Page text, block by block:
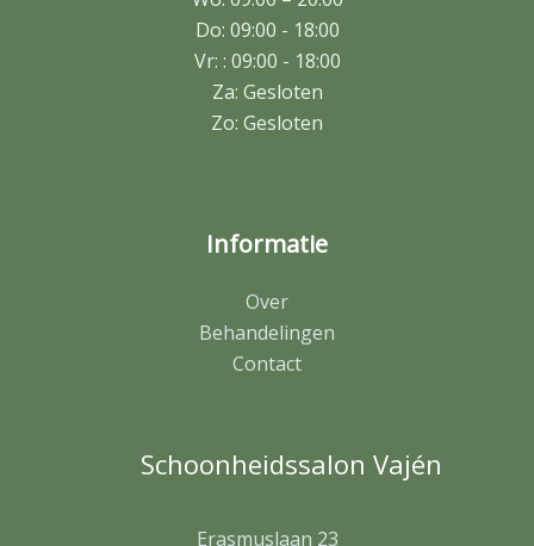
Do: 09:00 - 18:00
Vr: : 09:00 - 18:00
Za: Gesloten
Zo: Gesloten
Informatie
Over
Behandelingen
Contact
Schoonheidssalon Vajén
Erasmuslaan 23